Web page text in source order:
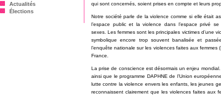
Actualités
Élections
qui sont concernés, soient prises en compte et leurs
Notre société parle de la violence comme si elle était
l’espace public et la violence dans l’espace privé
sexes. Les femmes sont les principales victimes d’une
symbolique encore trop souvent banalisée et
l’enquête nationale sur les violences faites aux femmes
France.
La prise de conscience est désormais un enjeu
ainsi que le programme DAPHNE de l’Union
lutte contre la violence envers les enfants, les jeunes
reconnaissent clairement que les violences faites aux